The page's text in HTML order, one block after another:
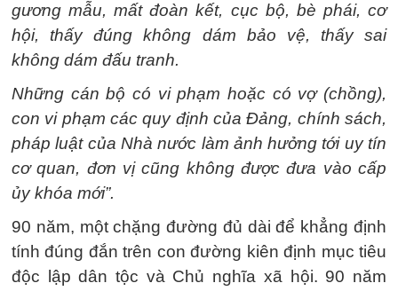
gương mẫu, mất đoàn kết, cục bộ, bè phái, cơ
hội, thấy đúng không dám bảo vệ, thấy sai
không dám đấu tranh.
Những cán bộ có vi phạm hoặc có vợ (chồng),
con vi phạm các quy định của Đảng, chính sách,
pháp luật của Nhà nước làm ảnh hưởng tới uy tín
cơ quan, đơn vị cũng không được đưa vào cấp
ủy khóa mới”.
90 năm, một chặng đường đủ dài để khẳng định
tính đúng đắn trên con đường kiên định mục tiêu
độc lập dân tộc và Chủ nghĩa xã hội. 90 năm